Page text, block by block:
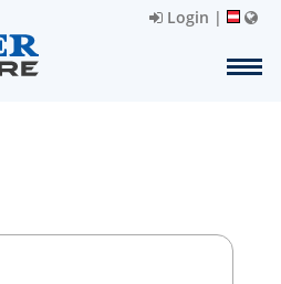
Login |